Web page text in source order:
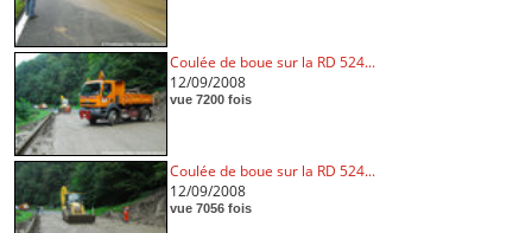
Coulée de boue sur la RD 524...
12/09/2008
vue 7200 fois
Coulée de boue sur la RD 524...
12/09/2008
vue 7056 fois